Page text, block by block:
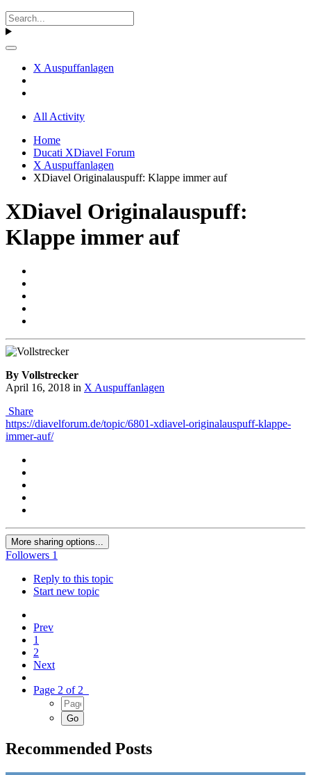
X Auspuffanlagen
All Activity
Home
Ducati XDiavel Forum
X Auspuffanlagen
XDiavel Originalauspuff: Klappe immer auf
XDiavel Originalauspuff:
Klappe immer auf
By Vollstrecker
April 16, 2018 in X Auspuffanlagen
Share
https://diavelforum.de/topic/6801-xdiavel-originalauspuff-klappe-
immer-auf/
More sharing options...
Followers 1
Reply to this topic
Start new topic
Prev
1
2
Next
Page 2 of 2
Recommended Posts